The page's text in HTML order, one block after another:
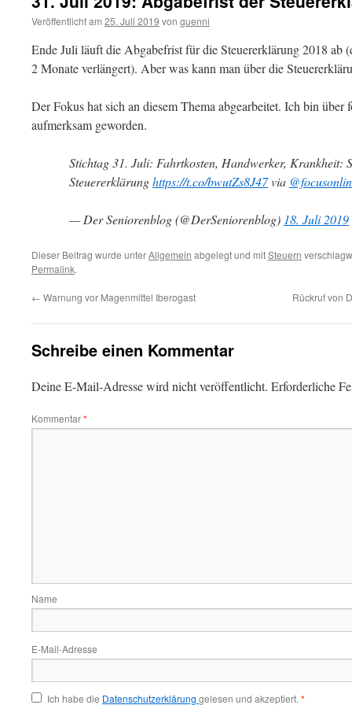
Veröffentlicht am 25. Juli 2019 von guenni
Ende Juli läuft die Abgabefrist für die Steuererklärung 2018 ab
2 Monate verlängert). Aber was kann man über die
Der Fokus hat sich an diesem Thema abgearbeitet. Ich bin über
aufmerksam geworden.
Stichtag 31. Juli: Fahrtkosten, Handwerker, Krankheit:
Steuererklärunghttps://t.co/bwutZs8J47via
— Der Seniorenblog (@DerSeniorenblog) 18. Juli 2019
Dieser Beitrag wurde unterAllgemein abgelegt und mitSteuern
Permalink.
← Warnung vor Magenmittel Iberogast Rückruf von
Schreibe einen Kommentar
Deine E-Mail-Adresse wird nicht veröffentlicht. Erforderliche
Kommentar*
Name
E-Mail-Adresse
Ich habe die Datenschutzerklärung gelesen und akzeptiert. *